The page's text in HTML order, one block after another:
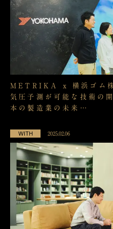
METRIKA x 横浜ゴム株
気圧予測が可能な技術の
本の製造業の未来…
WITH 2025.02.06